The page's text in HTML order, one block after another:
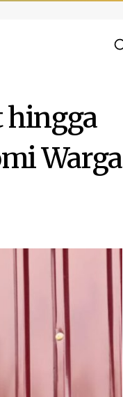
hingga
Warga